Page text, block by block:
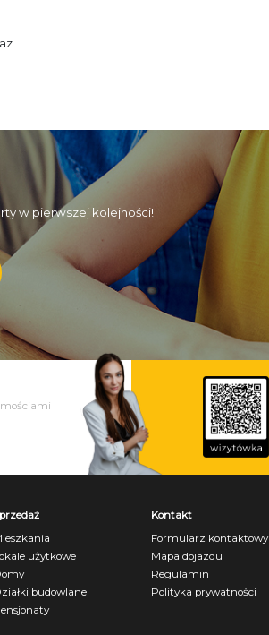
w pierwszej kolejności!
użytkowe
budowlane
Kontakt
Formularz kontaktowy
Mapa dojazdu
Regulamin
Polityka prywatności